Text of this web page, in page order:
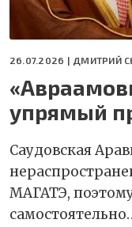
26.07.2026 | ДМИТРИЙ
упрямый
Саудовская
МАГАТЭ,